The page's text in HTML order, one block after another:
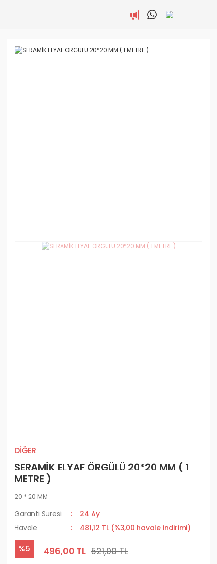
DİĞER
SERAMİK ELYAF ÖRGÜLÜ 20*20 MM ( 1
METRE )
20 * 20 MM
Garanti Süresi
24 Ay
Havale
481,12 TL (%3,00 havale indirimi)
%5 496,00 TL 521,00 TL